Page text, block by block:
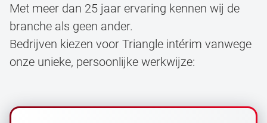
Met meer dan 25 jaar ervaring kennen wij de
branche als geen ander.
Bedrijven kiezen voor Triangle intérim vanwege
onze unieke, persoonlijke werkwijze: